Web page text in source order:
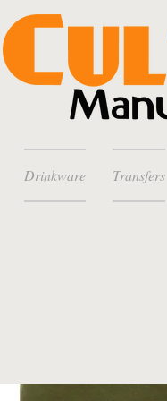
Drinkware Transfers